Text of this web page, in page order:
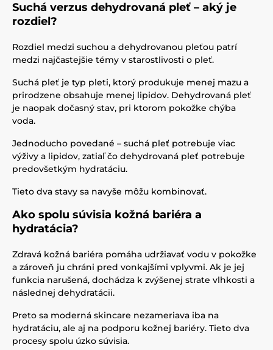
Suchá verzus dehydrovaná pleť – aký je
rozdiel?
Rozdiel medzi suchou a dehydrovanou pleťou patrí
medzi najčastejšie témy v starostlivosti o pleť.
Suchá pleť je typ pleti, ktorý produkuje menej mazu a
prirodzene obsahuje menej lipidov. Dehydrovaná pleť
je naopak dočasný stav, pri ktorom pokožke chýba
voda.
Jednoducho povedané – suchá pleť potrebuje viac
výživy a lipidov, zatiaľ čo dehydrovaná pleť potrebuje
predovšetkým hydratáciu.
Tieto dva stavy sa navyše môžu kombinovať.
Ako spolu súvisia kožná bariéra a
hydratácia?
Zdravá kožná bariéra pomáha udržiavať vodu v pokožke
a zároveň ju chráni pred vonkajšími vplyvmi. Ak je jej
funkcia narušená, dochádza k zvýšenej strate vlhkosti a
následnej dehydratácii.
Preto sa moderná skincare nezameriava iba na
hydratáciu, ale aj na podporu kožnej bariéry. Tieto dva
procesy spolu úzko súvisia.